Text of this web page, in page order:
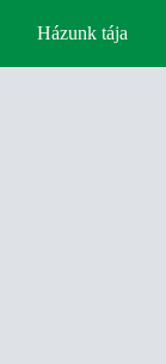
Házunk tája